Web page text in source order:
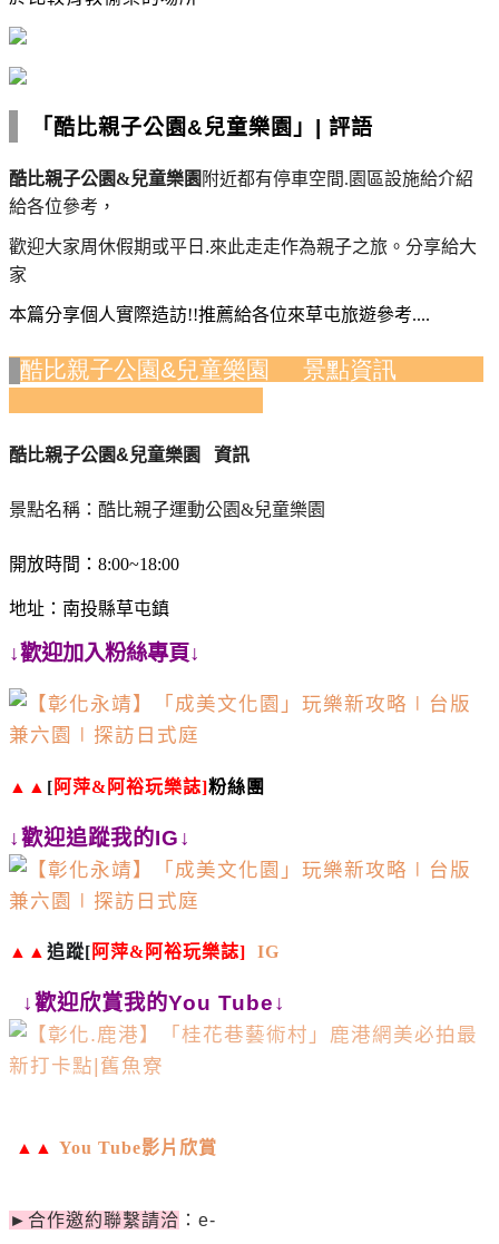
「酷比親子公園&兒童樂園」 評語
酷比親子公園&兒童樂園 附近都有停車空間. 園區設施給介紹
給各位參考，
歡迎大家周休假期或平日.來此走走作為親子之旅。分享給大
家
本篇分享個人實際造訪!!推薦給各位來草屯旅遊參考....
酷比親子公園&兒童樂園 景點資訊
酷比親子公園&兒童樂園 資訊
景點名稱：酷比親子運動公園&兒童樂園
開放時間：8:00~18:00
地址：南投縣草屯鎮
↓歡迎加入粉絲專頁↓
▲▲ [ 阿萍& 阿裕玩樂誌]粉絲團
↓歡迎追蹤我的IG↓
▲▲ 追蹤[ 阿萍& 阿裕玩樂誌] IG
↓歡迎欣賞我的You Tube↓
▲▲ You Tube影片欣賞
► 合作邀約聯繫請洽 ： e-